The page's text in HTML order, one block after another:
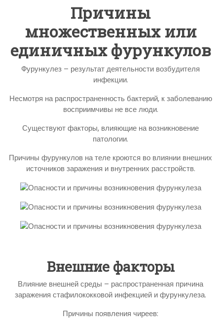
Причины
множественных или
единичных фурункулов
Фурункулез – результат деятельности возбудителя
инфекции.
Несмотря на распространенность бактерий, к заболеванию
восприимчивы не все люди.
Существуют факторы, влияющие на возникновение
патологии.
Причины фурункулов на теле кроются во влиянии внешних
источников заражения и внутренних расстройств.
Внешние факторы
Влияние внешней среды – распространенная причина
заражения стафилококковой инфекцией и фурункулеза.
Причины появления чиреев: